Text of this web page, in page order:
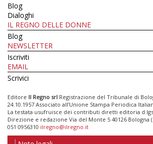
Blog
Dialoghi
IL REGNO DELLE DONNE
Blog
NEWSLETTER
Iscriviti
EMAIL
Scrivici
Editore Il Regno srl Registrazione del Tribunale di
24.10.1957 Associato all’Unione Stampa Periodica
La testata usufruisce dei contributi diretti editoria
Direzione e redazione Via del Monte 5 40126 Bologna
051 0956310 ilregno@ilregno.it